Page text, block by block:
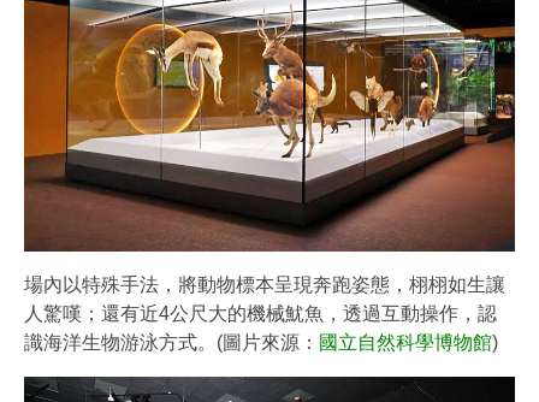
場內以特殊手法，將動物標本呈現奔跑姿態，栩栩如生讓
人驚嘆；還有近4公尺大的機械魷魚，透過互動操作，認
識海洋生物游泳方式。(圖片來源： 國立自然科學博物館)